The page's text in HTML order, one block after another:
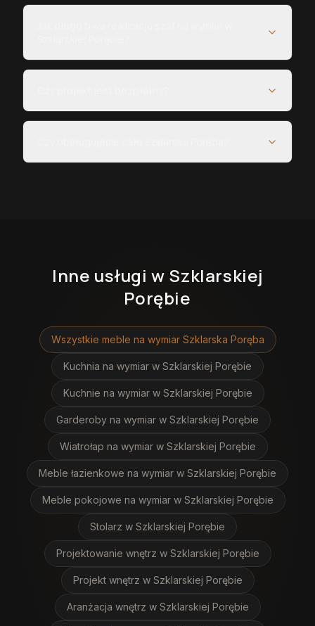
Inne usługiw Szklarskiej
Porębie
Wszystkie meble na wymiar Szklarska Poręba
Kuchnia na wymiar w Szklarskiej Porębie
Kuchnie na wymiar w Szklarskiej Porębie
Garderoby na wymiar w Szklarskiej Porębie
Wiatrołap na wymiar w Szklarskiej Porębie
Meble łazienkowe na wymiar w Szklarskiej Porębie
Meble pokojowe na wymiar w Szklarskiej Porębie
Stolarz w Szklarskiej Porębie
Projektowanie wnętrz w Szklarskiej Porębie
Projekt wnętrz w Szklarskiej Porębie
Aranżacja wnętrz w Szklarskiej Porębie